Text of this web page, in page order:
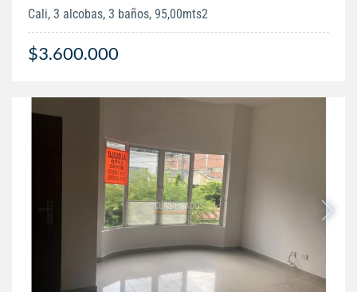
Cali, 3 alcobas, 3 baños, 95,00mts2
$3.600.000